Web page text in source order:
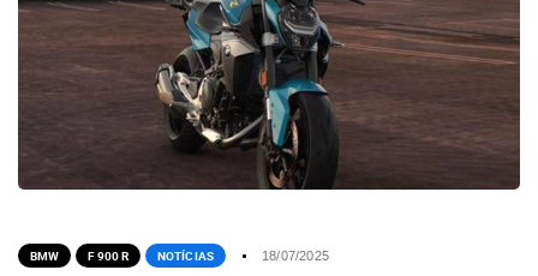
BMW F 900 R NOTÍCIAS 18/07/2025